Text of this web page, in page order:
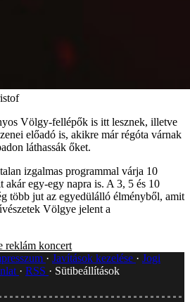
Völgy-fellépők is itt lesznek, illetve
előadó is, akikre már régóta várnak
láthassák őket.
izgalmas programmal várja 10
akár egy-egy napra is. A 3, 5 és 10
több jut az egyedülálló élményből, amit
Völgye jelent a
reklám koncert
Javítások kezelése
Jogi
RSS
Sütibeállítások